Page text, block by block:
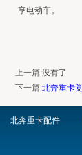
享电动车。
上一篇:没有了
下一篇:北奔重卡
北奔重卡配件